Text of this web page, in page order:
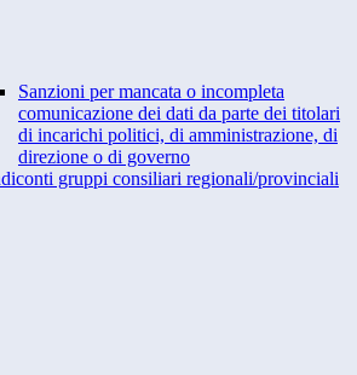
Sanzioni per mancata o incompleta
comunicazione dei dati da parte dei titolari
di incarichi politici, di amministrazione, di
direzione o di governo
gruppi consiliari regionali/provinciali